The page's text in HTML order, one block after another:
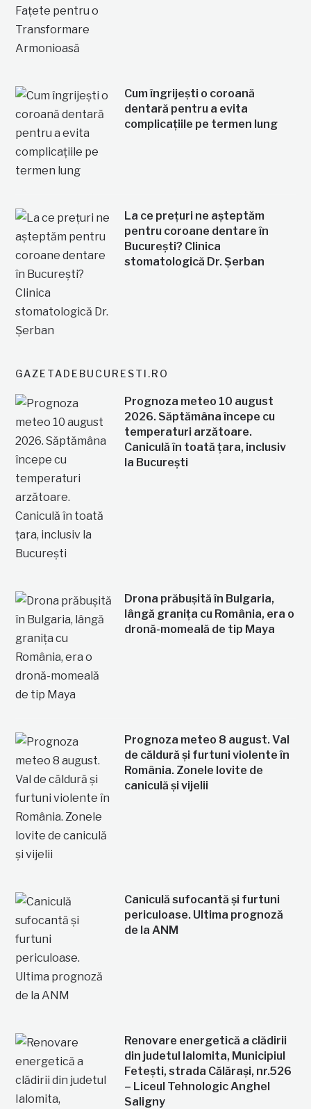
Cum îngrijești o coroană
dentară pentru a evita
complicațiile pe termen lung
La ce prețuri ne așteptăm
pentru coroane dentare în
București? Clinica
stomatologică Dr. Șerban
GAZETADEBUCURESTI.RO
Prognoza meteo 10 august
2026. Săptămâna începe cu
temperaturi arzătoare.
Caniculă în toată țara, inclusiv
la București
Drona prăbușită în Bulgaria,
lângă granița cu România, era o
dronă-momeală de tip Maya
Prognoza meteo 8 august. Val
de căldură și furtuni violente în
România. Zonele lovite de
caniculă și vijelii
Caniculă sufocantă și furtuni
periculoase. Ultima prognoză
de la ANM
Renovare energetică a clădirii
din judetul Ialomita, Municipiul
Fetești, strada Călărași, nr.526
– Liceul Tehnologic Anghel
Saligny